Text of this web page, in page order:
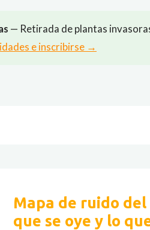
— Retirada de plantas
e inscribirse →
Mapa de ruido
que se oye y lo